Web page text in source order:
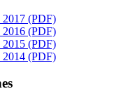
2017 (PDF)
2016 (PDF)
2015 (PDF)
2014 (PDF)